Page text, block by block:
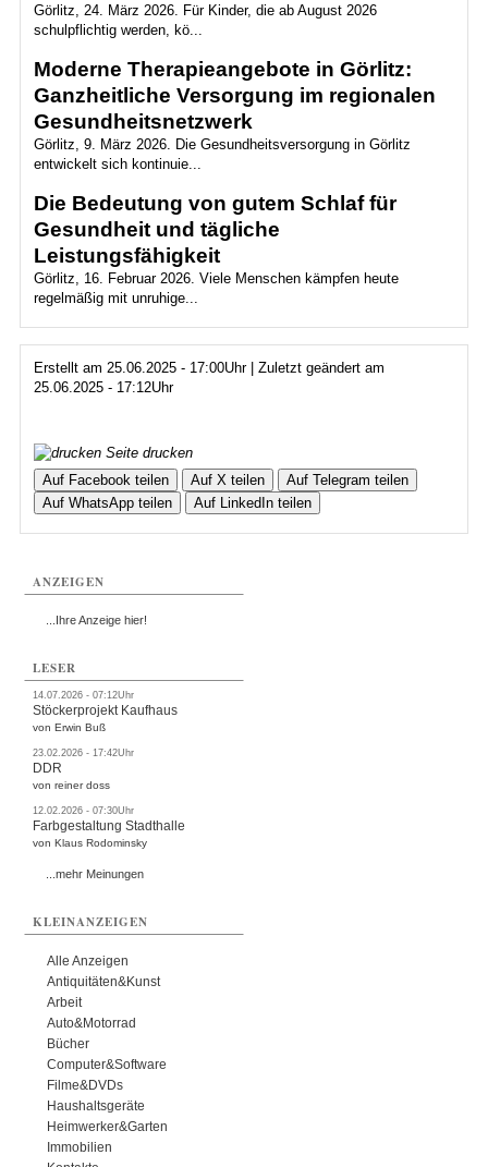
Görlitz, 24. März 2026. Für Kinder, die ab August 2026
schulpflichtig werden, kö...
Moderne Therapieangebote in Görlitz:
Ganzheitliche Versorgung im regionalen
Gesundheitsnetzwerk
Görlitz, 9. März 2026. Die Gesundheitsversorgung in Görlitz
entwickelt sich kontinuie...
Die Bedeutung von gutem Schlaf für
Gesundheit und tägliche
Leistungsfähigkeit
Görlitz, 16. Februar 2026. Viele Menschen kämpfen heute
regelmäßig mit unruhige...
Erstellt am 25.06.2025 - 17:00Uhr | Zuletzt geändert am
25.06.2025 - 17:12Uhr
Seite drucken
Auf Facebook teilen
Auf X teilen
Auf Telegram teilen
Auf WhatsApp teilen
Auf LinkedIn teilen
ANZEIGEN
...Ihre Anzeige hier!
LESER
14.07.2026 - 07:12Uhr
Stöckerprojekt Kaufhaus
von Erwin Buß
23.02.2026 - 17:42Uhr
DDR
von reiner doss
12.02.2026 - 07:30Uhr
Farbgestaltung Stadthalle
von Klaus Rodominsky
...mehr Meinungen
KLEINANZEIGEN
Alle Anzeigen
Antiquitäten&Kunst
Arbeit
Auto&Motorrad
Bücher
Computer&Software
Filme&DVDs
Haushaltsgeräte
Heimwerker&Garten
Immobilien